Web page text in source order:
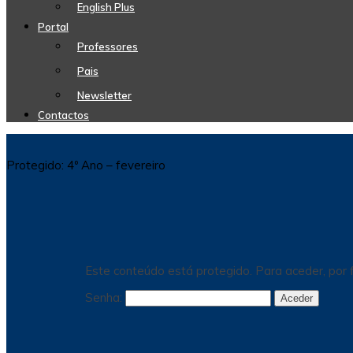
English Plus
Portal
Professores
Pais
Newsletter
Contactos
Protegido: 4º Ano – fevereiro
Este conteúdo está protegido. Para aceder, por
Senha: